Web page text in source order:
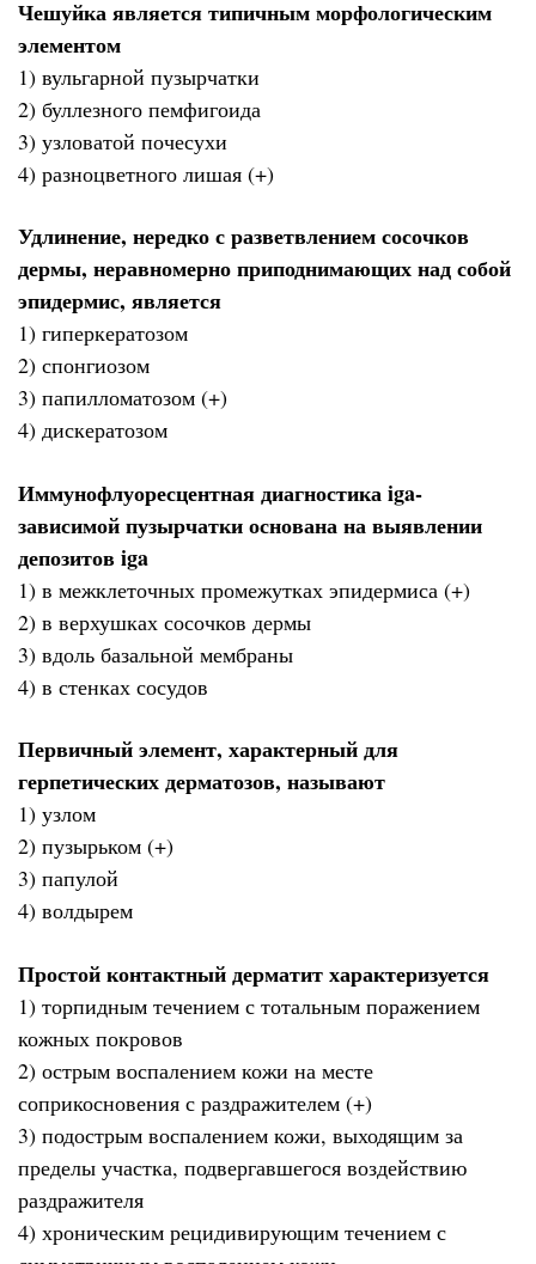
Чешуйка является типичным морфологическим
элементом
1) вульгарной пузырчатки
2) буллезного пемфигоида
3) узловатой почесухи
4) разноцветного лишая (+)
Удлинение, нередко с разветвлением сосочков
дермы, неравномерно приподнимающих над собой
эпидермис, является
1) гиперкератозом
2) спонгиозом
3) папилломатозом (+)
4) дискератозом
Иммунофлуоресцентная диагностика iga-
зависимой пузырчатки основана на выявлении
депозитов iga
1) в межклеточных промежутках эпидермиса (+)
2) в верхушках сосочков дермы
3) вдоль базальной мембраны
4) в стенках сосудов
Первичный элемент, характерный для
герпетических дерматозов, называют
1) узлом
2) пузырьком (+)
3) папулой
4) волдырем
Простой контактный дерматит характеризуется
1) торпидным течением с тотальным поражением
кожных покровов
2) острым воспалением кожи на месте
соприкосновения с раздражителем (+)
3) подострым воспалением кожи, выходящим за
пределы участка, подвергавшегося воздействию
раздражителя
4) хроническим рецидивирующим течением с